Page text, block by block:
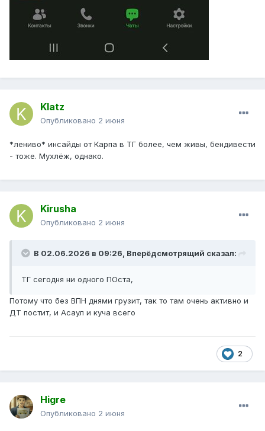
Klatz
Опубликовано 2 июня
*лениво* инсайды от Карпа в ТГ более, чем живы, бендивести
- тоже. Мухлёж, однако.
Kirusha
Опубликовано 2 июня
В 02.06.2026 в 09:26, Вперёдсмотрящий сказал:
ТГ сегодня ни одного ПОста,
Потому что без ВПН днями грузит, так то там очень активно и
ДТ постит, и Асаул и куча всего
2
Higre
Опубликовано 2 июня